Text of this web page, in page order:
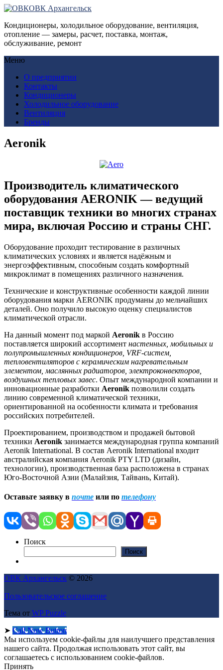
ОВК Архангельск
Кондиционеры, холодильное оборудование, вентиляция,
отопление — замеры, расчет, поставка, монтаж,
обслуживание, ремонт
Меню
О предприятии
Контакты
Кондиционеры
Холодильное оборудование
Вентиляция
Бренды
Aeronik
Производитель климатического
оборудования AERONIK — ведущий
поставщик техники во многих странах
мира, включая Россию и страны СНГ.
Оборудование проходит тестирование в различных
климатических условиях и является надёжным и
энергоэффективным, способным создать комфортный
микроклимат в помещениях различного назначения.
Технические и конструктивные особенности каждой линии
оборудования марки AERONIK продуманы до мельчайших
деталей. Оно получило высокую оценку специалистов
климатической отрасли.
На данный момент под маркой Aeronik в Россию
поставляется широкий ассортимент настенных, мобильных и
полупромышленных кондиционеров, VRF-систем,
тепловентиляторов с керамическим нагревательным
элементом, маслянных радиаторов, электроконвекторов,
воздушных тепловых завес. Опыт международной компании и
инновационные разработки Aeronik позволили создать
линию современной климатической техники,
ориентированной на особенности климата и требования
российских потребителей.
Проектированием, производством и продажей бытовой
техники Aeronik занимается международная группа компаний
Aeronik International. В состав Aeronik International входит
австралийская компания Aeronik PTY LTD (дизайн,
технологии), производственная база расположена в странах
Юго-Восточной Азии (Малайзия, Тайвань, Китай).
Оставьте заявку в почте или по телефону
Поиск
Поиск
ОВК Архангельск © 2026
Пользовательское соглашение
Тема от WP Puzzle
➤ Call Now Button
Мы используем cookie-файлы для наилучшего представления
нашего сайта. Продолжая использовать этот сайт, вы
соглашаетесь с использованием cookie-файлов.
Принять